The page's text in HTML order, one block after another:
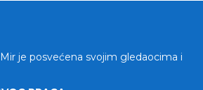
je posvećena svojim gledaocima i